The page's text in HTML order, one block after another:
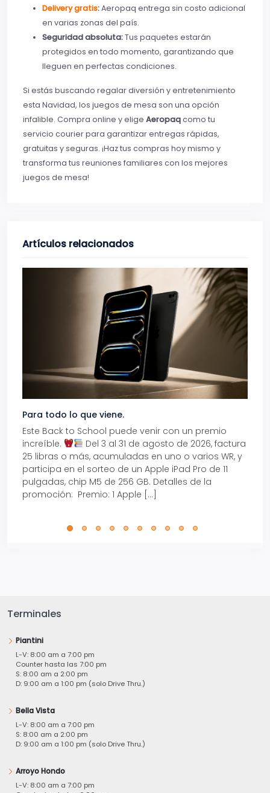
Delivery gratis:Aeropaq entrega sin costo adicional
en varias zonas del país.
Seguridad absoluta:Tus paquetes estarán
protegidos en todo momento, garantizando que
lleguen en perfectas condiciones.
Si estás buscando regalar diversión y entretenimiento
esta Navidad, los juegos de mesa son una opción
infalible. Compra online y elige Aeropaqcomo tu
servicio courier para garantizar entregas rápidas,
gratuitas y seguras. ¡Haz tus compras hoy mismo y
transforma tus reuniones familiares con los mejores
juegos de mesa!
Artículos relacionados
Para todo lo que viene.
Este Back to School puede venir con un premio
increíble.
Del 3 al 31 de agosto de 2026, factura
25 libras o más, acumuladas en uno o varios WR, y
participa en el sorteo de un Apple iPad Pro de 11
pulgadas, chip M5 de 256 GB. Detalles de la
promoción: Premio: 1 Apple […]
Terminales
Piantini
L-V: 8:00 am a 7:00 pm
Counter hasta las 7:00 pm
S: 8:00 am a 2:00 pm
D: 9:00 am a 1:00 pm (solo Drive Thru.)
Bella Vista
L-V: 8:00 am a 7:00 pm
S: 8:00 am a 2:00 pm
D: 9:00 am a 1:00 pm (solo Drive Thru.)
Arroyo Hondo
L-V: 8:00 am a 7:00 pm